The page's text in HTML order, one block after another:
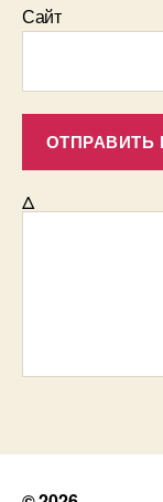
Сайт
Δ